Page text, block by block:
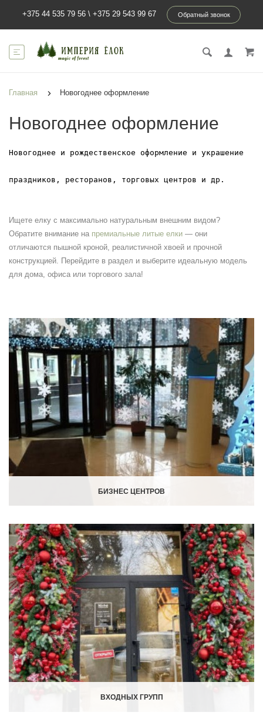
+375 44 535 79 56 \ +375 29 543 99 67 Обратный звонок
Главная Новогоднее оформление
Новогоднее оформление
Новогоднее и рождественское оформление и украшение
праздников, ресторанов, торговых центров и др.
Ищете елку с максимально натуральным внешним видом?
Обратите внимание на премиальные литые елки — они
отличаются пышной кроной, реалистичной хвоей и прочной
конструкцией. Перейдите в раздел и выберите идеальную модель
для дома, офиса или торгового зала!
БИЗНЕС ЦЕНТРОВ
ВХОДНЫХ ГРУПП